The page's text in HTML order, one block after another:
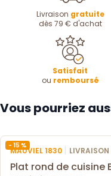
Livraison gratuite
dès 79 € d'achat
Satisfait
ou remboursé
Vous pourriez
- 15 %
MAUVIEL 1830 |
Plat rond de cuisine